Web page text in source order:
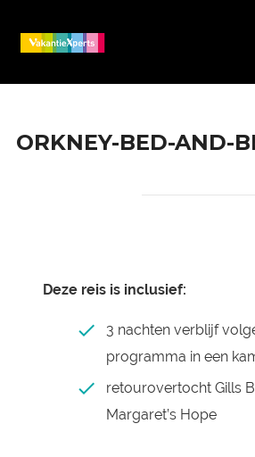
ORKNEY-BED-AND-
Deze reis is inclusief:
3 nachten verblijf
programma in een
retourovertocht Gills
Margaret’s Hope